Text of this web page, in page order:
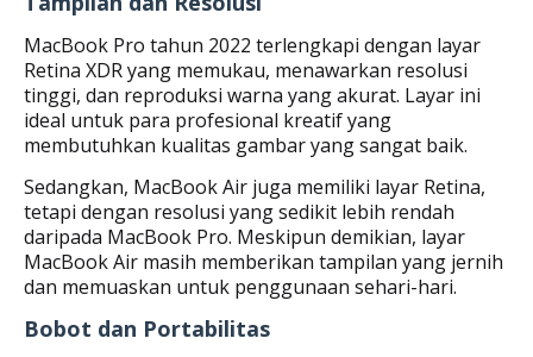
MacBook Pro tahun 2022 terlengkapi dengan layar
Retina XDR yang memukau, menawarkan resolusi
tinggi, dan reproduksi warna yang akurat. Layar ini
ideal untuk para profesional kreatif yang
membutuhkan kualitas gambar yang sangat baik.
Sedangkan, MacBook Air juga memiliki layar Retina,
tetapi dengan resolusi yang sedikit lebih rendah
daripada MacBook Pro. Meskipun demikian, layar
MacBook Air masih memberikan tampilan yang jernih
dan memuaskan untuk penggunaan sehari-hari.
Bobot dan Portabilitas